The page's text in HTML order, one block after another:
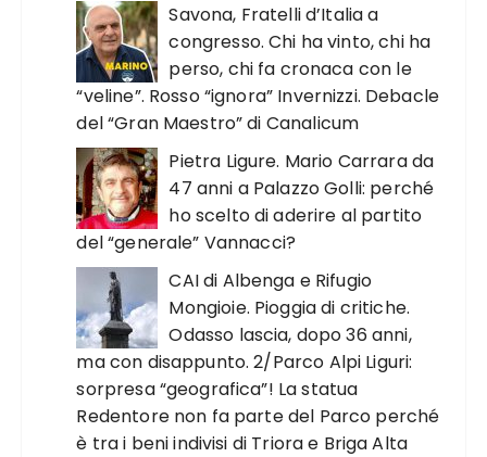
Savona, Fratelli d’Italia a
congresso. Chi ha vinto, chi ha
perso, chi fa cronaca con le
“veline”. Rosso “ignora” Invernizzi. Debacle
del “Gran Maestro” di Canalicum
Pietra Ligure. Mario Carrara da
47 anni a Palazzo Golli: perché
ho scelto di aderire al partito
del “generale” Vannacci?
CAI di Albenga e Rifugio
Mongioie. Pioggia di critiche.
Odasso lascia, dopo 36 anni,
ma con disappunto. 2/Parco Alpi Liguri:
sorpresa “geografica”! La statua
Redentore non fa parte del Parco perché
è tra i beni indivisi di Triora e Briga Alta